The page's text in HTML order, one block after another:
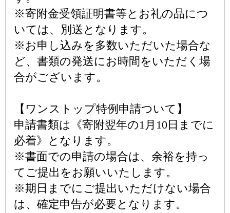
※寄附金受領証明書等とお礼の品につ
いては、別送となります。
※お申し込みを多数いただいた場合な
ど、書類の発送にお時間をいただく場
合がございます。
【ワンストップ特例申請ついて】
申請書類は《寄附翌年の1月10日までに
必着》となります。
※書面での申請の場合は、余裕を持っ
てご提出をお願いいたします。
※期日までにご提出いただけない場合
は、確定申告が必要となります。